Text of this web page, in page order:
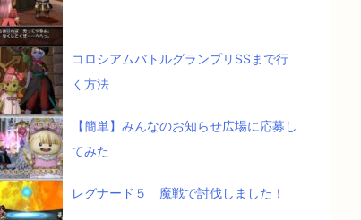
コロシアムバトルグランプリSSまで行
く方法
【簡単】みんなのお知らせ広場に応募し
てみた
レグナード５ 魔戦で討伐しました！